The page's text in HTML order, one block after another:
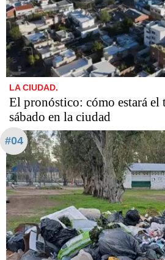
LA CIUDAD.
El pronóstico: cómo estará el
sábado en la ciudad
#04